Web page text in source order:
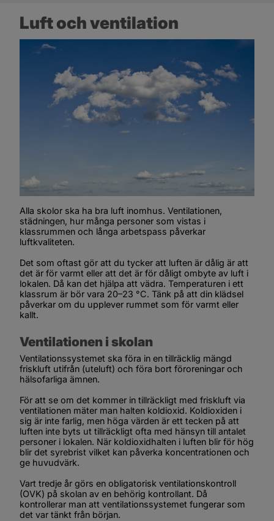
Luft och ventilation
Alla skolor ska ha bra luft inomhus. Ventilationen,
städningen, hur många personer som vistas i
klassrummen och långa arbetspass påverkar
luftkvaliteten.
Det som oftast gör att du tycker att luften är dålig är att
det är för varmt eller att det är för dåligt ombyte av luft i
lokalen. Då kan det hjälpa att vädra. Temperaturen i ett
klassrum är bör vara 20–23 °C. Tänk på att din klädsel
påverkar om du upplever rummet som för varmt eller
kallt.
Ventilationen i skolan
Ventilationssystemet ska föra in en tillräcklig mängd
friskluft utifrån (uteluft) och föra bort föroreningar och
hälsofarliga ämnen.
För att se om det kommer in tillräckligt med friskluft via
ventilationen mäter man halten koldioxid. Koldioxiden i
sig är inte farlig, men höga värden är ett tecken på att
luften inte byts ut tillräckligt ofta med hänsyn till antalet
personer i lokalen. När koldioxidhalten i luften blir för hög
blir det syrebrist vilket kan påverka koncentrationen och
ge huvudvärk.
Vart tredje år görs en obligatorisk ventilationskontroll
(OVK) på skolan av en behörig kontrollant. Då
kontrollerar man att ventilationssystemet fungerar som
det var tänkt från början.